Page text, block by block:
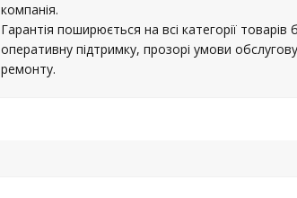
компанія.
Гарантія поширюється на всі категорії
оперативну підтримку, прозорі умови
ремонту.